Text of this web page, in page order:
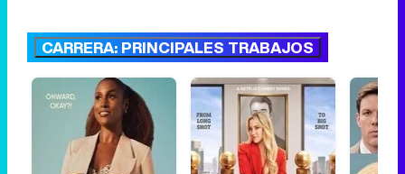
CARRERA: PRINCIPALES TRABAJOS